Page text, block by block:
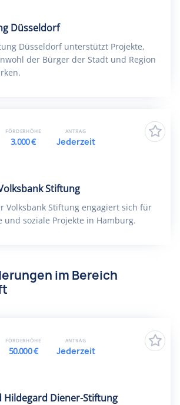
Düsseldorf
Düsseldorf unterstützt Projekte,
der Bürger der Stadt und Region
Stiftung
Volksbank Stiftung engagiert sich für
und soziale Projekte in Hamburg.
FÖRDERHÖHE
3.000 €
ANTRAG
Jederzeit
im Bereich
Hildegard Diener-Stiftung
FÖRDERHÖHE
50.000 €
ANTRAG
Jederzeit